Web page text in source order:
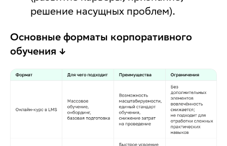
решение насущных проблем).
Основные форматы корпоративного
обучения ↓